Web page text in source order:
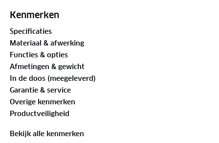
Oplaadbare fietsverlichting
C zonder gebruik van losse batterijen.
Voor en achterlicht set
voor zichtbaarheid voor en achter.
Meerdere lichtstanden
verschillende standen voor zichtbaarheid
onderweg.
Eenvoudige montage
snel met flexibele siliconen band.
Compact en lichtgewicht
Kenmerken
Specificaties
Materiaal & afwerking
Functies & opties
Afmetingen & gewicht
In de doos (meegeleverd)
Garantie & service
Overige kenmerken
Productveiligheid
Bekijk alle kenmerken